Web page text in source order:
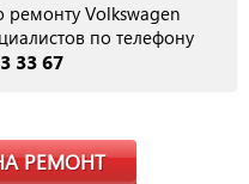
Volkswagen
по телефону
33 67
РЕМОНТ